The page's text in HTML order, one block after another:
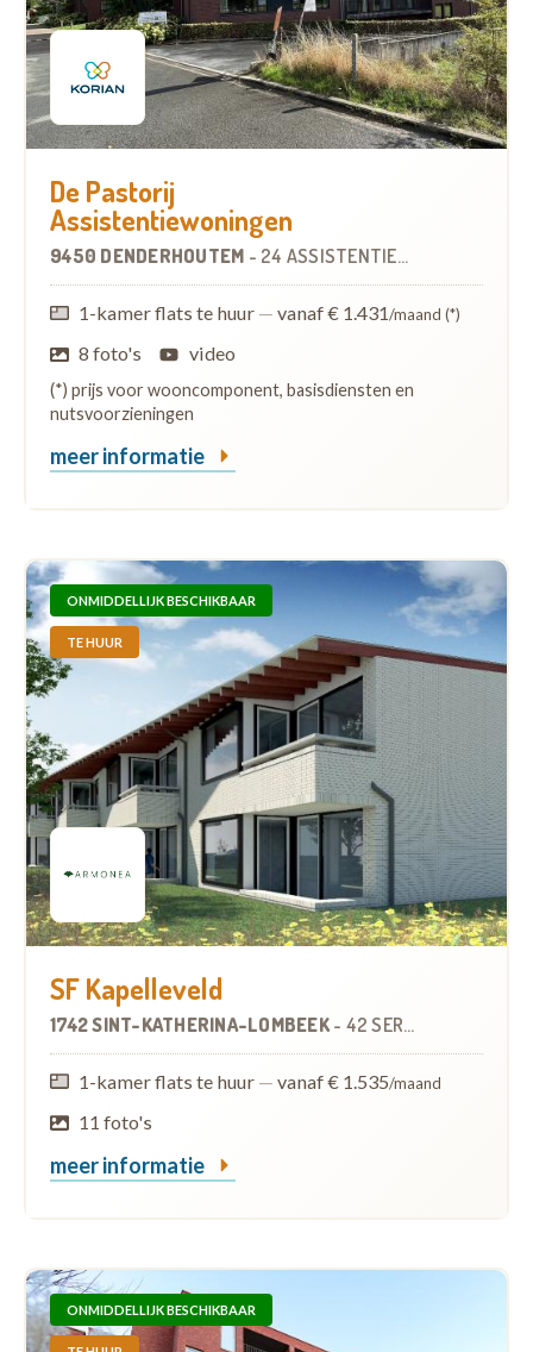
De Pastorij
Assistentiewoningen
9450 DENDERHOUTEM - 24 ASSISTENTIEWONINGEN
1-kamer flats te huur — vanaf € 1.431/maand (*)
8 foto's video
(*) prijs voor wooncomponent, basisdiensten en
nutsvoorzieningen
meer informatie
ONMIDDELLIJK BESCHIKBAAR
TE HUUR
SF Kapelleveld
1742 SINT-KATHERINA-LOMBEEK- 42 SERVICEFLATS
1-kamer flats te huur — vanaf € 1.535/maand
11 foto's
meer informatie
ONMIDDELLIJK BESCHIKBAAR